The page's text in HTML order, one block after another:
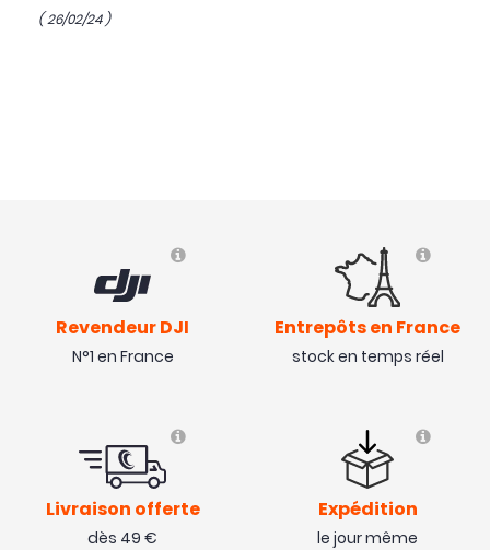
( 26/02/24 )
Revendeur DJI
N°1 en France
Entrepôts en France
stock en temps réel
Livraison offerte
dès 49 €
Expédition
le jour même